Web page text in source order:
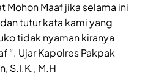
Mohon Maaf jika selama ini
tutur kata kami yang
tidak nyaman kiranya
“. Ujar Kapolres Pakpak
S.I.K., M.H